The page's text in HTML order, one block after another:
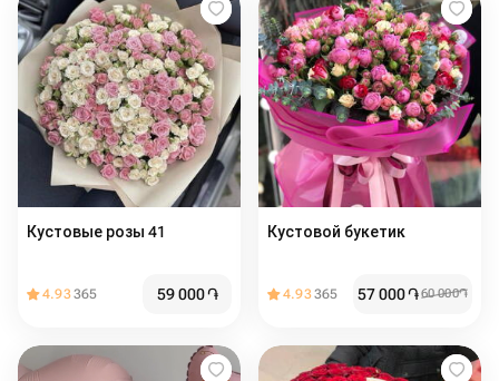
Кустовые розы 41
4.93365 59 000֏
Кустовой букетик
4.93365 57 000֏60 000֏